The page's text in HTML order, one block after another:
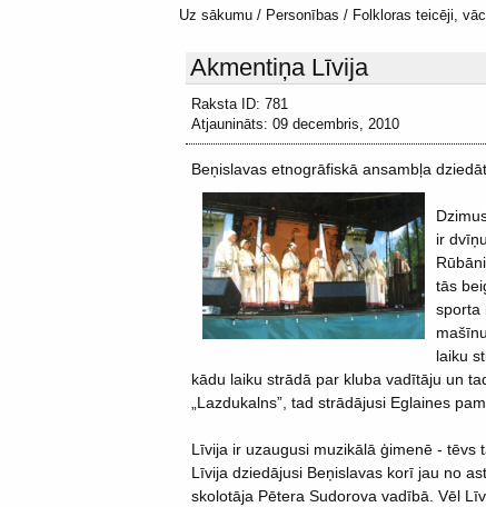
Uz sākumu / Personības / Folkloras teicēji,
Akmentiņa Līvija
Raksta ID: 781
Atjaunināts: 09 decembris, 2010
Beņislavas etnogrāfiskā ansambļa
ir
tās
sporta
laiku
kādu laiku strādā par kluba vadītāju un
„Lazdukalns”, tad strādājusi Eglaines
Līvija ir uzaugusi muzikālā ģimenē - tēvs
Līvija dziedājusi Beņislavas korī jau no
skolotāja Pētera Sudorova vadībā. Vēl